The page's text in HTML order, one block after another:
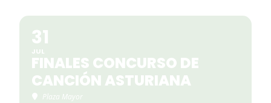
31
JUL
FINALES CONCURSO DE
CANCIÓN ASTURIANA
Plaza Mayor